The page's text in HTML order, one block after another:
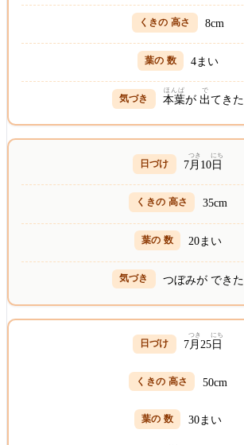
8cm
4まい
本葉
ほんば
が出
で
てきた
7月
つき
10 日
にち
35cm
20まい
つぼみが できた
7月
つき
25 日
にち
50cm
30まい